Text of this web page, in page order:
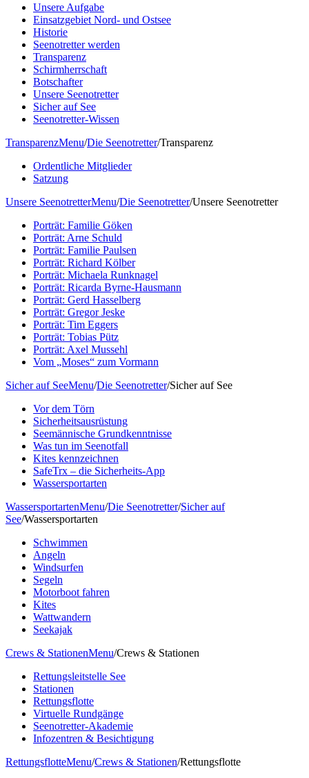
Unsere Aufgabe
Einsatzgebiet Nord- und Ostsee
Historie
Seenotretter werden
Transparenz
Schirmherrschaft
Botschafter
Unsere Seenotretter
Sicher auf See
Seenotretter-Wissen
TransparenzMenu/Die Seenotretter/Transparenz
Ordentliche Mitglieder
Satzung
Unsere SeenotretterMenu/Die Seenotretter/Unsere Seenotretter
Porträt: Familie Göken
Porträt: Arne Schuld
Porträt: Familie Paulsen
Porträt: Richard Kölber
Porträt: Michaela Runknagel
Porträt: Ricarda Byrne-Hausmann
Porträt: Gerd Hasselberg
Porträt: Gregor Jeske
Porträt: Tim Eggers
Porträt: Tobias Pütz
Porträt: Axel Mussehl
Vom „Moses“ zum Vormann
Sicher auf SeeMenu/Die Seenotretter/Sicher auf See
Vor dem Törn
Sicherheitsausrüstung
Seemännische Grundkenntnisse
Was tun im Seenotfall
Kites kennzeichnen
SafeTrx – die Sicherheits-App
Wassersportarten
WassersportartenMenu/Die Seenotretter/Sicher auf
See/Wassersportarten
Schwimmen
Angeln
Windsurfen
Segeln
Motorboot fahren
Kites
Wattwandern
Seekajak
Crews & StationenMenu/Crews & Stationen
Rettungsleitstelle See
Stationen
Rettungsflotte
Virtuelle Rundgänge
Seenotretter-Akademie
Infozentren & Besichtigung
RettungsflotteMenu/Crews & Stationen/Rettungsflotte